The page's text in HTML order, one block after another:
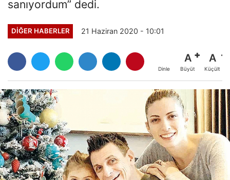
sanıyordum” dedi.
DIĞER HABERLER 21 Haziran 2020 - 10:01
Dinle
A
Büyüt
A
Küçült